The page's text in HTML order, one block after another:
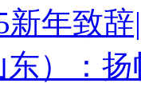
新年致
）：